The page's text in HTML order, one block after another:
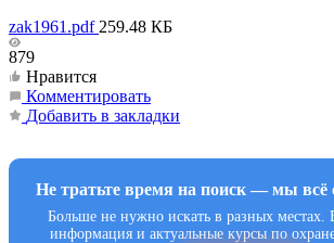
zak1961.pdf 259.48 КБ
879
Нравится
Комментировать
Добавить в закладки
Не тратьте время на поиск — мы всё
Больше не нужно искать в разных местах.
информация и актуальные курсы по